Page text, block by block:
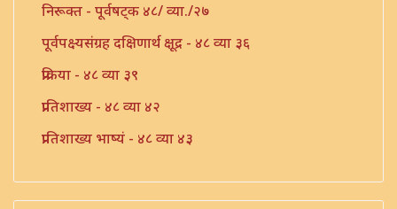
निरूक्त - पूर्वषट्क ४८/ व्या./२७
पूर्वपक्ष्यसंग्रह दक्षिणार्थ क्षूद्र - ४८ व्या ३६
प्रक्रिया - ४८ व्या ३९
प्रातिशाख्य - ४८ व्या ४२
प्रातिशाख्य भाष्यं - ४८ व्या ४३
प्रौढमनोरमा ४८ व्या ४६